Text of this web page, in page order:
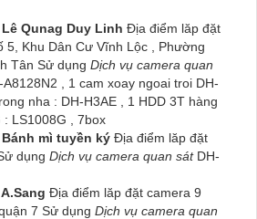
Qunag Duy Linh Địa điểm lăp đặt
5, Khu Dân Cư Vĩnh Lộc , Phường
Tân Sử dụng Dịch vụ camera quan
, 1 cam xoay ngoai troi DH-
nha : DH-H3AE , 1 HDD 3T hàng
: LS1008G , 7box
mì tuyền ký Địa điểm lăp đặt
dụng Dịch vụ camera quan sát DH-
Địa điểm lăp đặt camera 9
7 Sử dụng Dịch vụ camera quan